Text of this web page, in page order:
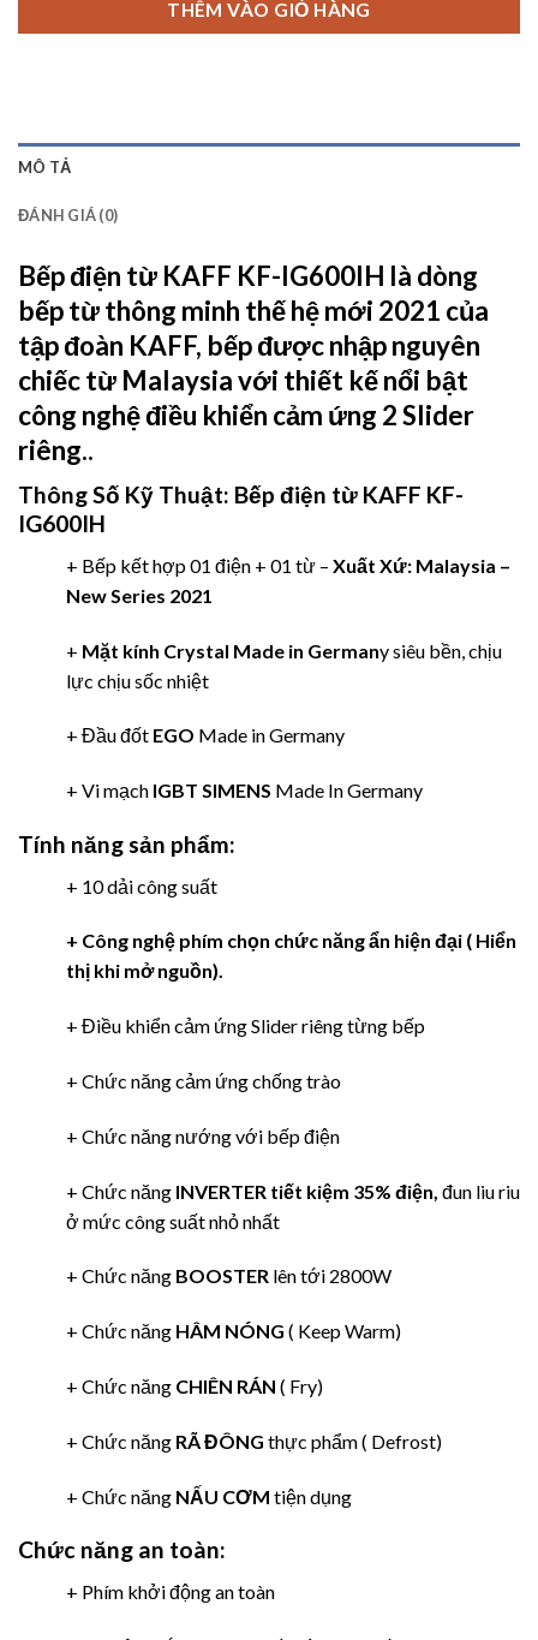
THÊM VÀO GIỎ HÀNG
MÔ TẢ
ĐÁNH GIÁ (0)
Bếp điện từ KAFF KF-IG600IH là dòng
bếp từ thông minh thế hệ mới 2021 của
tập đoàn KAFF, bếp được nhập nguyên
chiếc từ Malaysia với thiết kế nổi bật
công nghệ điều khiển cảm ứng 2 Slider
riêng..
Thông Số Kỹ Thuật: Bếp điện từ KAFF KF-
IG600IH
+ Bếp kết hợp 01 điện + 01 từ – Xuất Xứ: Malaysia –
New Series 2021
+ Mặt kính Crystal Made in Germany siêu bền, chịu
lực chịu sốc nhiệt
+ Đầu đốt EGO Made in Germany
+ Vi mạch IGBT SIMENS Made In Germany
Tính năng sản phẩm:
+ 10 dải công suất
+ Công nghệ phím chọn chức năng ẩn hiện đại ( Hiển
thị khi mở nguồn).
+ Điều khiển cảm ứng Slider riêng từng bếp
+ Chức năng cảm ứng chống trào
+ Chức năng nướng với bếp điện
+ Chức năng INVERTER tiết kiệm 35% điện, đun liu riu
ở mức công suất nhỏ nhất
+ Chức năng BOOSTER lên tới 2800W
+ Chức năng HÂM NÓNG ( Keep Warm)
+ Chức năng CHIÊN RÁN ( Fry)
+ Chức năng RÃ ĐÔNG thực phẩm ( Defrost)
+ Chức năng NẤU CƠM tiện dụng
Chức năng an toàn:
+ Phím khởi động an toàn